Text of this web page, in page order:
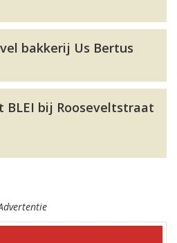
bakkerij Us Bertus
BLEI bij Rooseveltstraat